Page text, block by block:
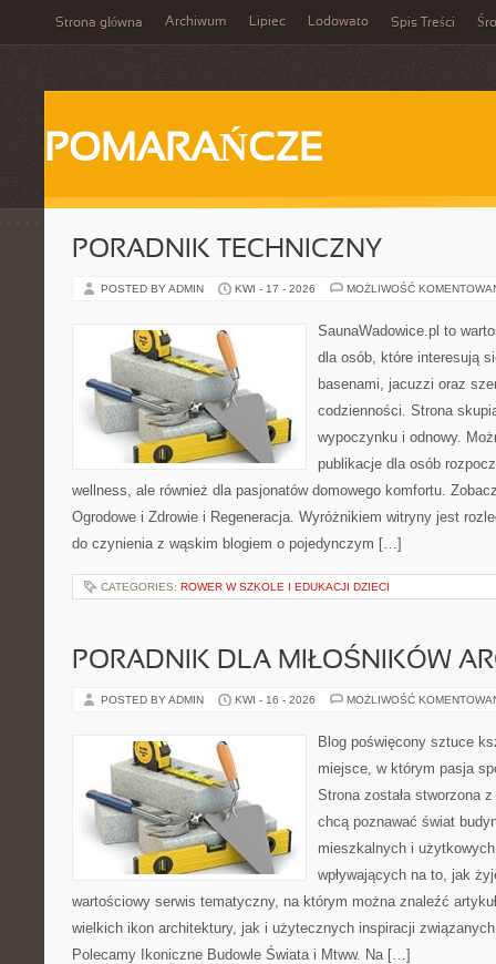
Strona główna Archiwum Lipiec Lodowato Spis Treści
POMARAŃCZE
PORADNIK TECHNICZNY
POSTED BY ADMIN KWI - 17 - 2026 MOŻLIWOŚĆ
SaunaWadowice.pl to
dla osób, które interesują
basenami, jacuzzi oraz
codzienności. Strona
wypoczynku i odnowy.
publikacje dla osób
wellness, ale również dla pasjonatów domowego komfortu.
Ogrodowe i Zdrowie i Regeneracja. Wyróżnikiem witryny jest
do czynienia z wąskim blogiem o pojedynczym […]
CATEGORIES: ROWER W SZKOLE I EDUKACJI DZIECI
PORADNIK DLA MIŁOŚNIKÓW
POSTED BY ADMIN KWI - 16 - 2026 MOŻLIWOŚĆ
Blog poświęcony sztuce
miejsce, w którym pasja
Strona została stworzona
chcą poznawać świat
mieszkalnych i
wpływających na to, jak
wartościowy serwis tematyczny, na którym można znaleźć
wielkich ikon architektury, jak i użytecznych inspiracji
Polecamy Ikoniczne Budowle Świata i Mtww. Na […]